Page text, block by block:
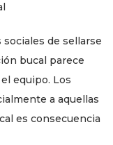
de sellarse
bucal parece
equipo. Los
a aquellas
es consecuencia